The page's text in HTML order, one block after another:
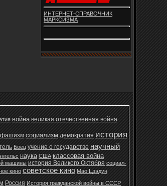
ИНТЕРНЕТ-СПРАВОЧНИК
МАРКСИЗМА
война великая отечественная война
фашизм социализм демократия история
Боец учение о государстве научный
наука США классовая война
машины история Великого Октября социал-
кино советское кино Мао Цзэдун
Россия История гражданской войны в СССР